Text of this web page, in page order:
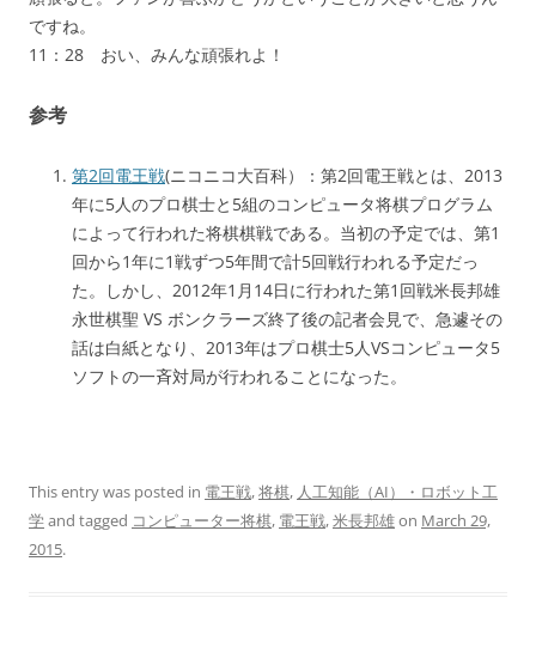
ですね。
11：28 おい、みんな頑張れよ！
参考
第2回電王戦(ニコニコ大百科）：第2回電王戦とは、2013
年に5人のプロ棋士と5組のコンピュータ将棋プログラム
によって行われた将棋棋戦である。当初の予定では、第1
回から1年に1戦ずつ5年間で計5回戦行われる予定だっ
た。しかし、2012年1月14日に行われた第1回戦米長邦雄
永世棋聖 VS ボンクラーズ終了後の記者会見で、急遽その
話は白紙となり、2013年はプロ棋士5人VSコンピュータ5
ソフトの一斉対局が行われることになった。
This entry was posted in 電王戦,将棋, 人工知能（AI）・ロボット工
学and tagged コンピューター将棋, 電王戦,米長邦雄on March 29,
2015.